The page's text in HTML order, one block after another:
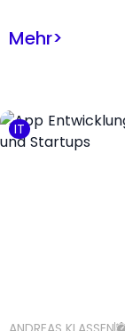
Mehr>
IT